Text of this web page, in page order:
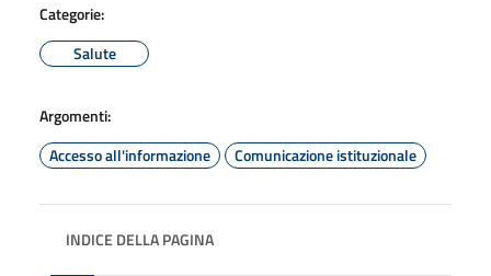
Categorie:
Salute
Argomenti:
Accesso all'informazione
Comunicazione istituzionale
INDICE DELLA PAGINA